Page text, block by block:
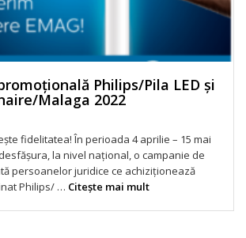
Philips/Pila LED și
Malaga 2022
fidelitatea! În perioada 4 aprilie – 15 mai
la nivel național, o campanie de
persoanelor juridice ce achiziționează
Philips/ … Citeşte mai mult